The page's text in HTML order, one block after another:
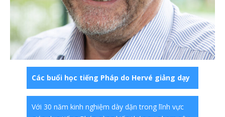
Các buổi học tiếng Pháp do Hervé giảng dạy
Với 30 năm kinh nghiệm dày dặn trong lĩnh vực